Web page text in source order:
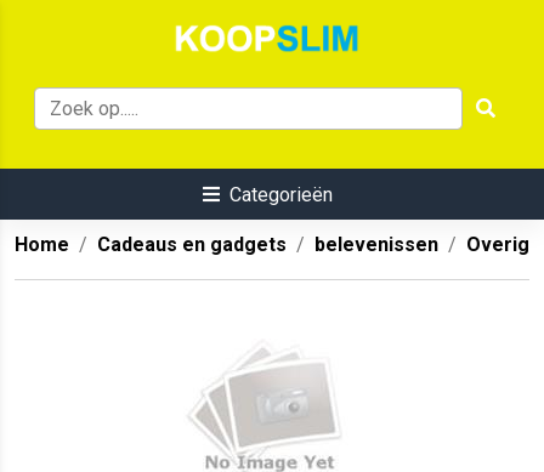
Categorieën
Home Cadeaus en gadgets belevenissen Overig